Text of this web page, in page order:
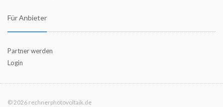
Für Anbieter
Partner werden
Login
© 2026 rechnerphotovoltaik.de